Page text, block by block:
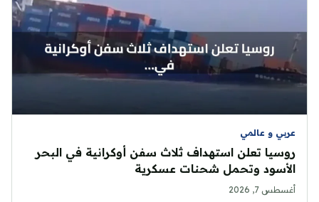
عربي و عالمي
روسيا تعلن استهداف ثلاث سفن أوكرانية في البحر
الأسود وتحمل شحنات عسكرية
أغسطس 7, 2026